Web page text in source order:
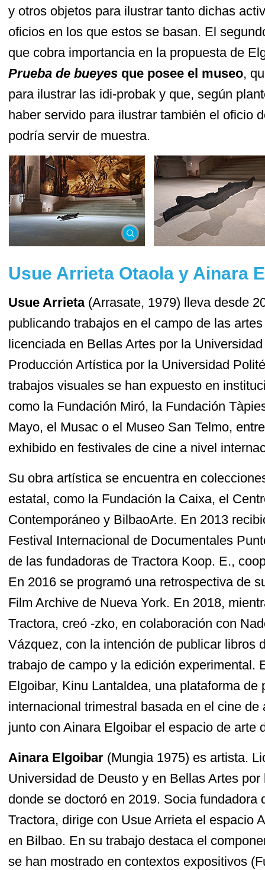
y otros objetos para ilustrar tanto dichas
oficios en los que estos se basan. El
que cobra importancia en la propuesta de
Prueba de bueyes que posee el museo,
para ilustrar las idi-probak y que, según
haber servido para ilustrar también el oficio
podría servir de muestra.
Usue Arrieta Otaola y Ainara
Usue Arrieta(Arrasate, 1979) lleva desde
publicando trabajos en el campo de las
licenciada en Bellas Artes por la
Producción Artística por la Universidad
trabajos visuales se han expuesto en
como la Fundación Miró, la Fundación
Mayo, el Musac o el Museo San Telmo,
exhibido en festivales de cine a nivel
Su obra artística se encuentra en
estatal, como la Fundación la Caixa, el
Contemporáneo y BilbaoArte. En 2013
Festival Internacional de Documentales
de las fundadoras de Tractora Koop. E.,
En 2016 se programó una retrospectiva de
Film Archive de Nueva York. En 2018,
Tractora, creó -zko, en colaboración con
Vázquez, con la intención de publicar libros
trabajo de campo y la edición experimental.
Elgoibar, Kinu Lantaldea, una plataforma de
internacional trimestral basada en el cine
junto con Ainara Elgoibar el espacio de arte
Ainara Elgoibar (Mungia 1975) es artista.
Universidad de Deusto y en Bellas Artes
donde se doctoró en 2019. Socia fundadora
Tractora, dirige con Usue Arrieta el espacio
en Bilbao. En su trabajo destaca el
se han mostrado en contextos expositivos